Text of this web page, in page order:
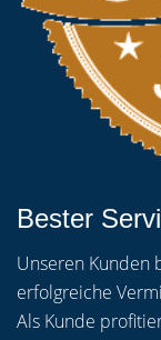
Bester
Unseren Kunden
erfolgreiche
Als Kunde